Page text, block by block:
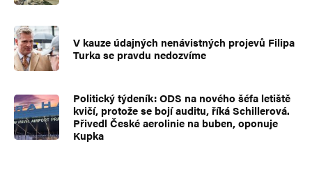
V kauze údajných nenávistných projevů Filipa
Turka se pravdu nedozvíme
Politický týdeník: ODS na nového šéfa letiště
kvičí, protože se bojí auditu, říká Schillerová.
Přivedl České aerolinie na buben, oponuje
Kupka